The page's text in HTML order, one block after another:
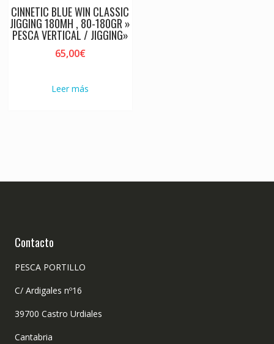
CINNETIC BLUE WIN CLASSIC
JIGGING 180MH , 80-180GR »
PESCA VERTICAL / JIGGING»
65,00€
Leer más
Contacto
PESCA PORTILLO
C/ Ardigales nº16
39700 Castro Urdiales
Cantabria